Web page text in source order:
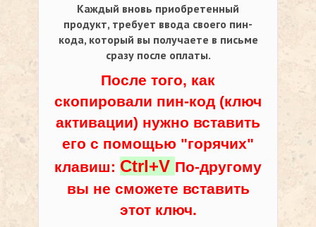
Каждый вновь приобретенный
продукт, требует ввода своего пин-
кода, который вы получаете в письме
сразу после оплаты.
После того, как
скопировали пин-код (ключ
активации) нужно вставить
его с помощью "горячих"
клавиш: Ctrl+V По-другому
вы не сможете вставить
этот ключ.